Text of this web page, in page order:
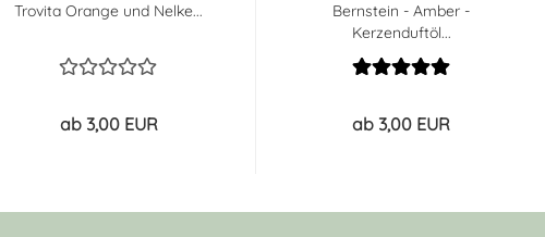
Trovita Orange und Nelke...
ab 3,00 EUR
Bernstein - Amber -
Kerzenduftöl...
ab 3,00 EUR